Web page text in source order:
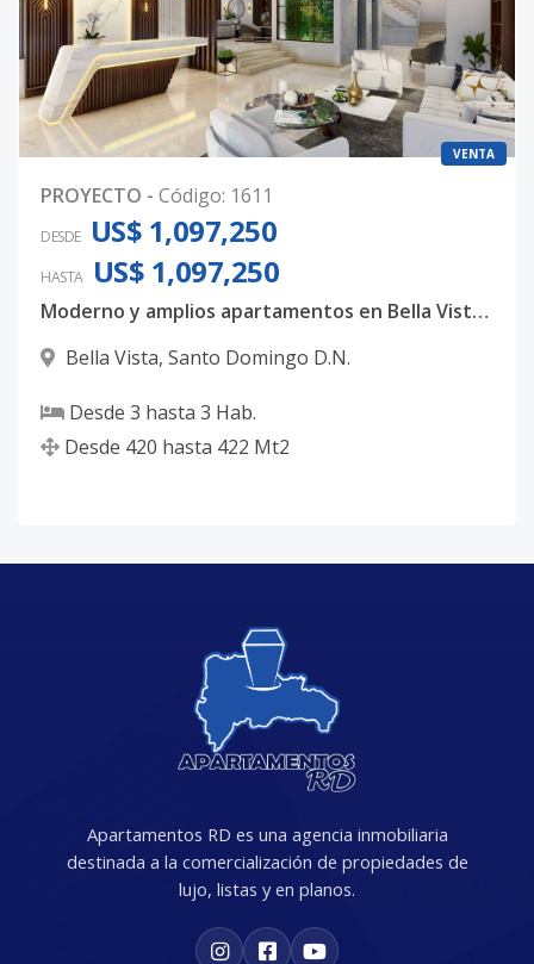
VENTA
PROYECTO - Código: 1611
DESDE US$ 1,097,250
HASTA US$ 1,097,250
Moderno y amplios apartamentos en Bella Vista, con 3 habitaciones, 3.5 baños y 4 parqueos techados
Bella Vista, Santo Domingo D.N.
Desde 3 hasta 3 Hab.
Desde 420 hasta 422 Mt2
Apartamentos RD es una agencia inmobiliaria
destinada a la comercialización de propiedades de
lujo, listas y en planos.